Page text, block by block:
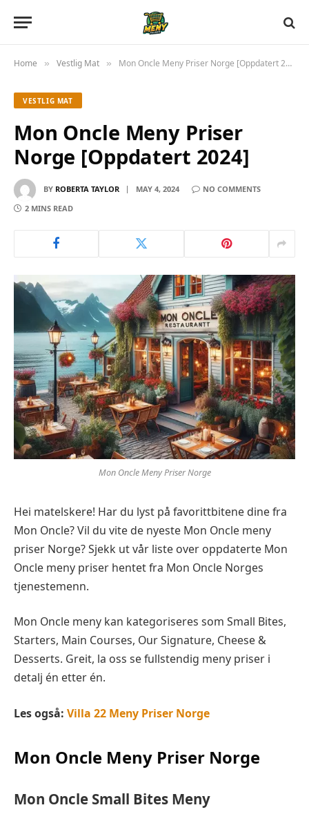
Home » Vestlig Mat » Mon Oncle Meny Priser Norge [Oppdatert 2024]
VESTLIG MAT
Mon Oncle Meny Priser
Norge [Oppdatert 2024]
BY ROBERTA TAYLOR MAY 4, 2024
NO COMMENTS
2 MINS READ
Mon Oncle Meny Priser Norge
Hei matelskere! Har du lyst på favorittbitene dine fra
Mon Oncle? Vil du vite de nyeste Mon Oncle meny
priser Norge? Sjekk ut vår liste over oppdaterte Mon
Oncle meny priser hentet fra Mon Oncle Norges
tjenestemenn.
Mon Oncle meny kan kategoriseres som Small Bites,
Starters, Main Courses, Our Signature, Cheese &
Desserts. Greit, la oss se fullstendig meny priser i
detalj én etter én.
Les også: Villa 22 Meny Priser Norge
Mon Oncle Meny Priser Norge
Mon Oncle Small Bites Meny